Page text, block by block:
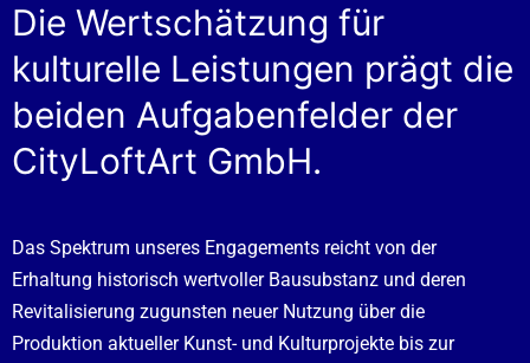
Die Wertschätzung für
kulturelle Leistungen prägt die
beiden Aufgabenfelder der
CityLoftArt GmbH.
Das Spektrum unseres Engagements reicht von der
Erhaltung historisch wertvoller Bausubstanz und deren
Revitalisierung zugunsten neuer Nutzung über die
Produktion aktueller Kunst- und Kulturprojekte bis zur